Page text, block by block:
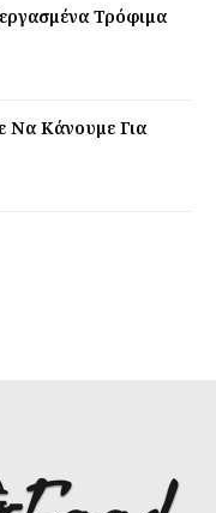
Τρόφιμα
Να Κάνουμε Για